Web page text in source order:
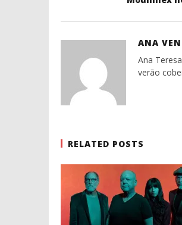
ANA
Ana
verão
RELATED POSTS